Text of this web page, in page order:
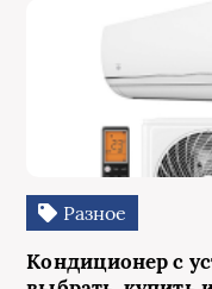
Разное
Кондиционер с